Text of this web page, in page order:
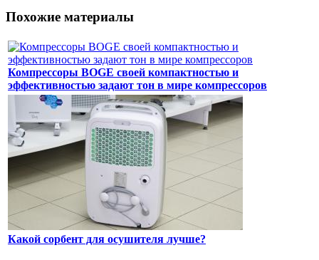
Похожие материалы
Компрессоры BOGE своей компактностью и
эффективностью задают тон в мире компрессоров
Какой сорбент для осушителя лучше?